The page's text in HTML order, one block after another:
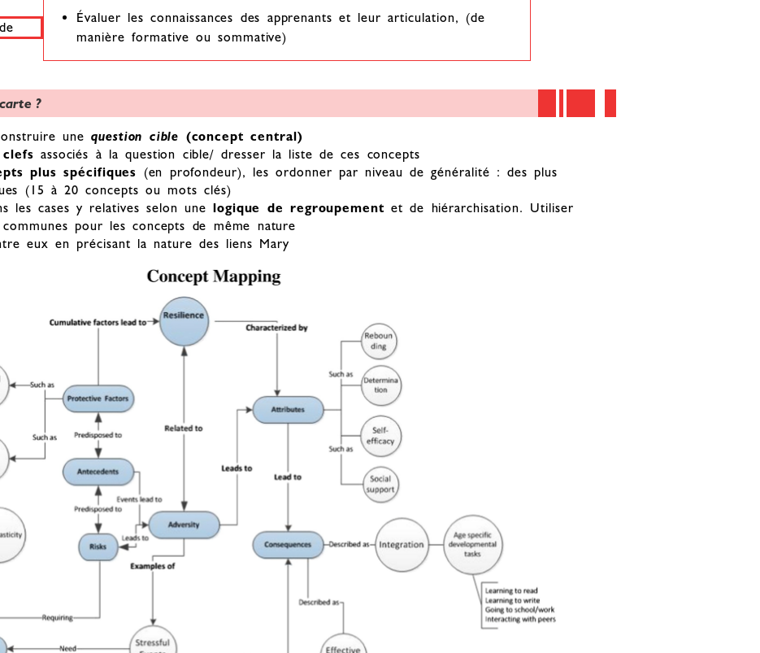
Évaluer les connaissances des apprenants et leur articulation, (de
manière formative ou sommative)
?
une question cible (concept central)
associés à la question cible/ dresser la liste de ces concepts
plus spécifiques (en profondeur), les ordonner par niveau de généralité : des plus
(15 à 20 concepts ou mots clés)
les cases y relatives selon une logique de regroupement et de hiérarchisation. Utiliser
pour les concepts de même nature
eux en précisant la nature des liens Mary